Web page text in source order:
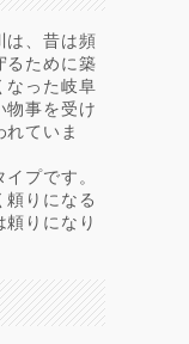
は、昔は頻
るために築
なった岐阜
物事を受け
れていま
プです。
頼りになる
頼りになり